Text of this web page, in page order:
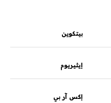
بيتكوين
إيثيريوم
إكس آر بي